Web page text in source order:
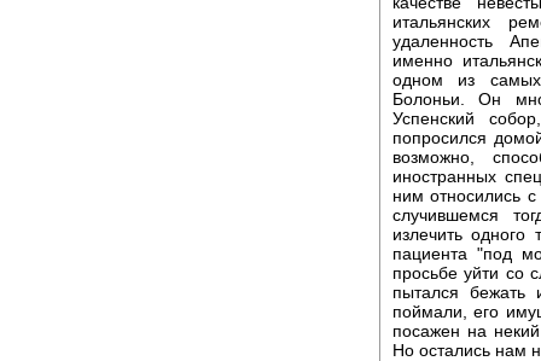
итальянских
удаленность
именно
одном из
Болоньи. Он
Успенский
попросился
возможно,
иностранных
ним относились
случившемся
излечить одного
пациента "под
просьбе уйти со
пытался бежать
поймали, его
посажен на
Но остались нам